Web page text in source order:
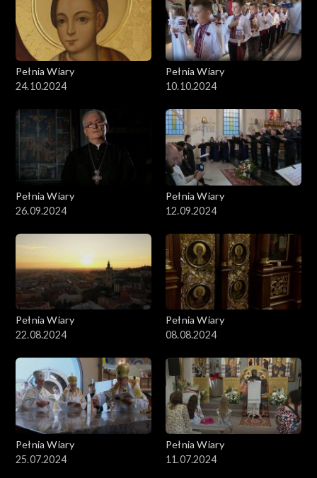
Pełnia Wiary
24.10.2024
Pełnia Wiary
10.10.2024
Pełnia Wiary
26.09.2024
Pełnia Wiary
12.09.2024
Pełnia Wiary
22.08.2024
Pełnia Wiary
08.08.2024
Pełnia Wiary
25.07.2024
Pełnia Wiary
11.07.2024